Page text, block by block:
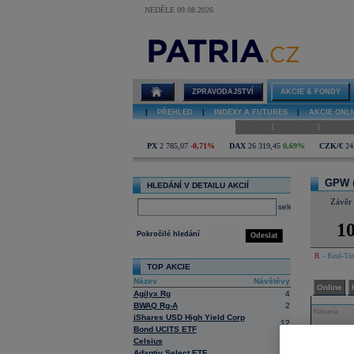
NEDĚLE 09.08.2026
GPW diskuze
ZPRAVODAJSTVÍ AKCIE & FONDY
PŘEHLED INDEXY A FUTURES AKCIE
PX 2 785,07 -0,71% DAX 26 319,45 0,69% CZK/€
HLEDÁNÍ V DETAILU AKCIÍ
select
Odeslat
Pokročilé hledání
TOP AKCIE
Název
Návštěvy
Agilyx Rg
4
BWAQ Rg-A
2
iShares USD High Yield Corp
Bond UCITS ETF
12
Celsius
GPW
Závěr
R - Real-
Online
Reklama